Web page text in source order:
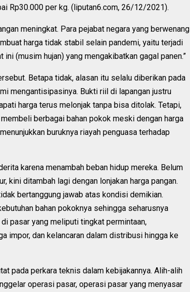
Rp30.000 per kg. (liputan6.com, 26/12/2021).
meningkat. Para pejabat negara yang berwenang
harga tidak stabil selain pandemi, yaitu terjadi
(musim hujan) yang mengakibatkan gagal panen.”
Betapa tidak, alasan itu selalu diberikan pada
mengantisipasinya. Bukti riil di lapangan justru
harga terus melonjak tanpa bisa ditolak. Tetapi,
berbagai bahan pokok meski dengan harga
buruknya riayah penguasa terhadap
karena menambah beban hidup mereka. Belum
kini ditambah lagi dengan lonjakan harga pangan.
bertanggung jawab atas kondisi demikian.
bahan pokoknya sehingga seharusnya
pasar yang meliputi tingkat permintaan,
impor, dan kelancaran dalam distribusi hingga ke
pada perkara teknis dalam kebijakannya. Alih-alih
operasi pasar, operasi pasar yang menyasar